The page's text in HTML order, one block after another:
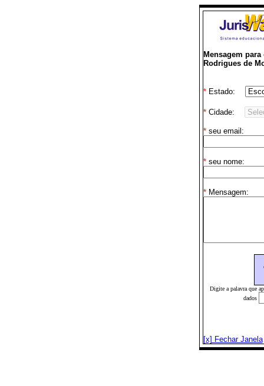
Mensagem
Rodrigues de
*Estado:
*Cidade:
*seu email:
*seu nome:
*Mensagem:
Digite a palavra que
dados
[x] Fechar Janela